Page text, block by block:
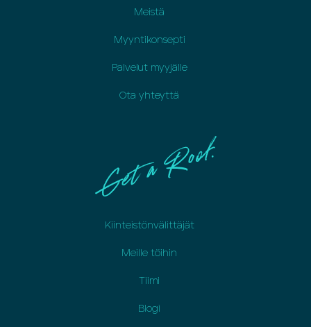
Meistä
Myyntikonsepti
Palvelut myyjälle
Ota yhteyttä
Kiinteistönvälittäjät
Meille töihin
Tiimi
Blogi